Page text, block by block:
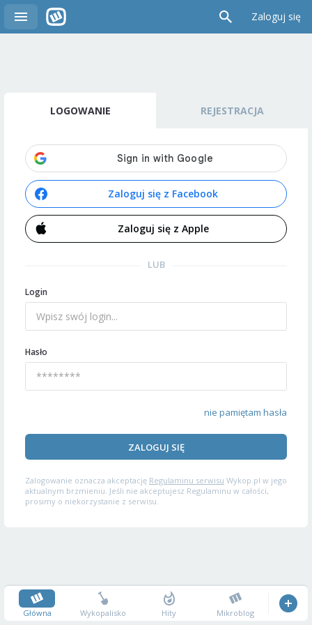
Zaloguj się
LOGOWANIE REJESTRACJA
Zaloguj się z Facebook
Zaloguj się z Apple
LUB
Login
Hasło
nie pamiętam hasła
ZALOGUJ SIĘ
Zalogowanie oznacza akceptację Regulaminu serwisu Wykop.pl w jego
aktualnym brzmieniu. Jeśli nie akceptujesz Regulaminu w całości,
prosimy o niekorzystanie z serwisu.
Główna Wykopalisko Hity Mikroblog